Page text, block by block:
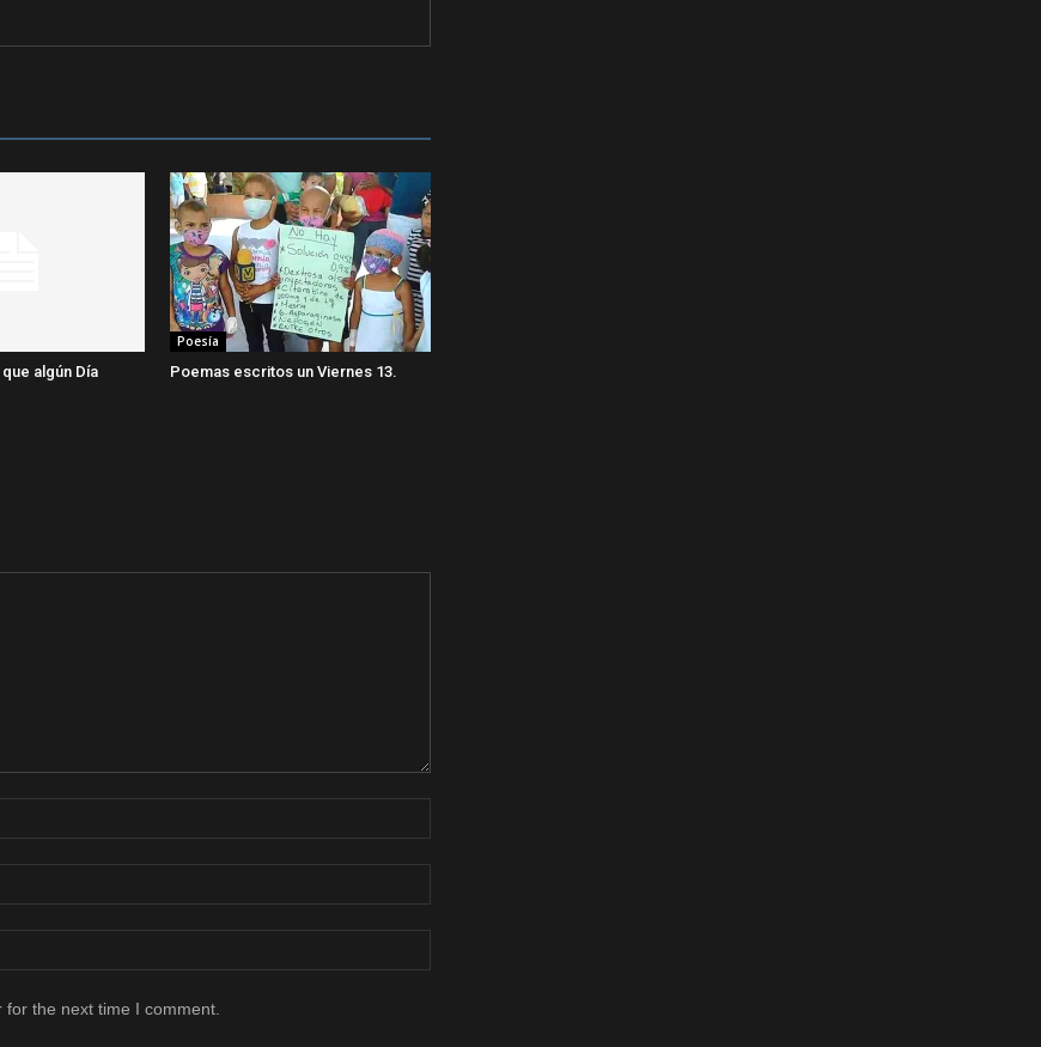
algún Día
Poesía
Poemas escritos un Viernes 13.
the next time I comment.